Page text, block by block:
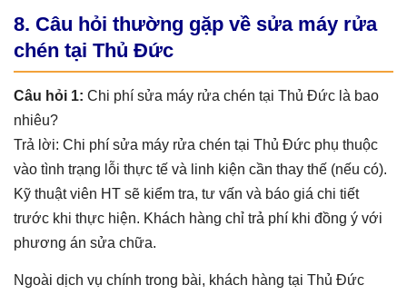
8. Câu hỏi thường gặp về sửa máy rửa
chén tại Thủ Đức
Câu hỏi 1: Chi phí sửa máy rửa chén tại Thủ Đức là bao
nhiêu?
Trả lời: Chi phí sửa máy rửa chén tại Thủ Đức phụ thuộc
vào tình trạng lỗi thực tế và linh kiện cần thay thế (nếu có).
Kỹ thuật viên HT sẽ kiểm tra, tư vấn và báo giá chi tiết
trước khi thực hiện. Khách hàng chỉ trả phí khi đồng ý với
phương án sửa chữa.
Ngoài dịch vụ chính trong bài, khách hàng tại Thủ Đức